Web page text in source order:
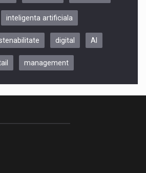
CLUJ, 9 Decembrie
inteligenta artificiala
digital AI
management